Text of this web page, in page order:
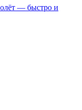
— быстро и